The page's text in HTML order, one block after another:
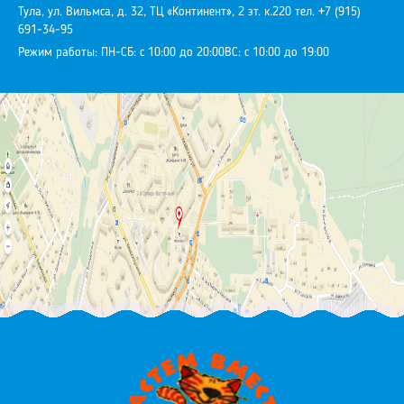
Тула, ул. Вильмса, д. 32, ТЦ «Континент», 2 эт. к.220 тел. +7 (915)
691-34-95
Режим работы: ПН-СБ: с 10:00 до 20:00ВС: с 10:00 до 19:00